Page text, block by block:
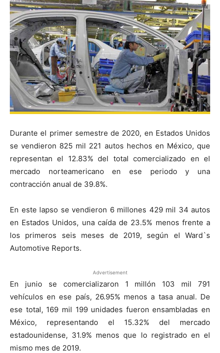
Durante el primer semestre de 2020, en Estados Unidos
se vendieron 825 mil 221 autos hechos en México, que
representan el 12.83% del total comercializado en el
mercado norteamericano en ese periodo y una
contracción anual de 39.8%.
En este lapso se vendieron 6 millones 429 mil 34 autos
en Estados Unidos, una caída de 23.5% menos frente a
los primeros seis meses de 2019, según el Ward`s
Automotive Reports.
Advertisement
En junio se comercializaron 1 millón 103 mil 791
vehículos en ese país, 26.95% menos a tasa anual. De
ese total, 169 mil 199 unidades fueron ensambladas en
México, representando el 15.32% del mercado
estadounidense, 31.9% menos que lo registrado en el
mismo mes de 2019.